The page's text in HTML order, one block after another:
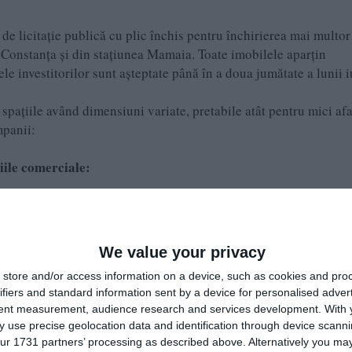
We value your privacy
store and/or access information on a device, such as cookies and
and standard information sent by a device for personalised
measurement, audience research and services development. With
use precise geolocation data and identification through device
1731 partners’ processing as described above. Alternatively you
de licitație publică cu plic închis pentru închirierea mai
și din stațiunea Mamaia. Toate imobilele aparțin
investitorilor sunt așteptate până în a doua jumătate a lunii
având dimensiuni variate, pretabile atât pentru mici
comerciale:
Complex Comercial Tomis III - AMEA I,
- echipamente publice dispersate la nivel de cartier; -
proiectare, cercetare, expertizare; consultanță în
comer ț cu amănuntul; - restaurante, baruri, cofetări,